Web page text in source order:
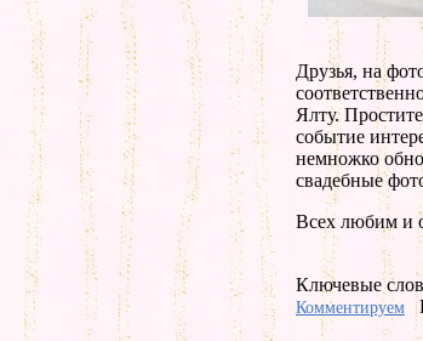
Друзья, на
Ялту.
событие
немножко
свадебные
Всех любим и
Ключевые
Комментируем